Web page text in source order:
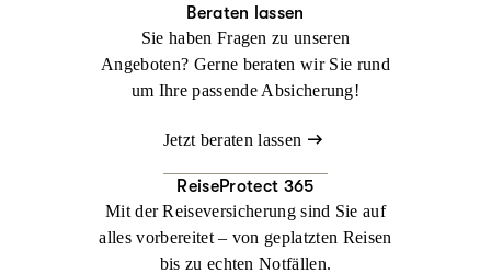
Beraten lassen
Sie haben Fragen zu unseren
Angeboten? Gerne beraten wir Sie rund
um Ihre passende Absicherung!
Jetzt beraten lassen
ReiseProtect 365
Mit der Reiseversicherung sind Sie auf
alles vorbereitet – von geplatzten Reisen
bis zu echten Notfällen.